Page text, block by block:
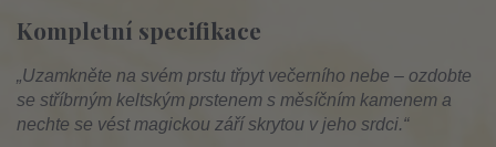
Kompletní specifikace
„Uzamkněte na svém prstu třpyt večerního nebe – ozdobte
se stříbrným keltským prstenem s měsíčním kamenem a
nechte se vést magickou září skrytou v jeho srdci.“